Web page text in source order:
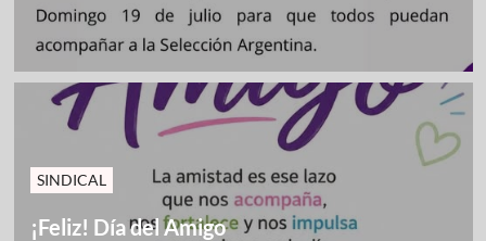
SINDICAL
¡Feliz! Día del Amigo